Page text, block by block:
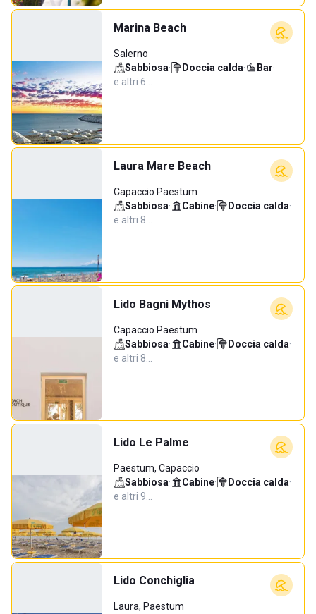
Marina Beach
Salerno
Sabbiosa· Doccia calda· Bar·
e altri 6…
Laura Mare Beach
Capaccio Paestum
Sabbiosa· Cabine· Doccia calda·
e altri 8…
Lido Bagni Mythos
Capaccio Paestum
Sabbiosa· Cabine· Doccia calda·
e altri 8…
Lido Le Palme
Paestum, Capaccio
Sabbiosa· Cabine· Doccia calda·
e altri 9…
Lido Conchiglia
Laura, Paestum